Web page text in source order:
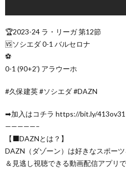
🏆2023-24 ラ・リーガ 第12節
🆚ソシエダ 0-1 バルセロナ
⚽
0-1 (90+2′) アラウーホ
#久保建英 #ソシエダ #DAZN
➡加入はコチラ https://bit.ly/413ov31
—————–
【⬛DAZNとは？】
DAZN（ダゾーン）は好きなスポー
＆見逃し視聴できる動画配信アプリで